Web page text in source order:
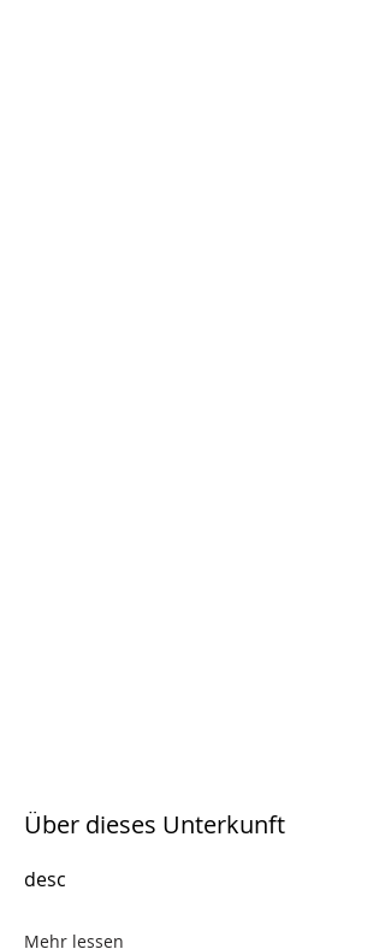
Über dieses Unterkunft
desc
Mehr lessen